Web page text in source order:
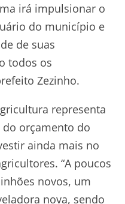
irá impulsionar o
do município e
de suas
todos os
Zezinho.
representa
orçamento do
ainda mais no
“A poucos
novos, um
nova, sendo